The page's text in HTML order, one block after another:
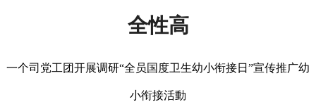
全性高
一个司党工团开展调研“全员国度卫生幼小衔接日”宣传推广幼
小衔接活動